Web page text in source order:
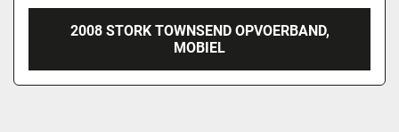
2008 STORK TOWNSEND OPVOERBAND,
MOBIEL